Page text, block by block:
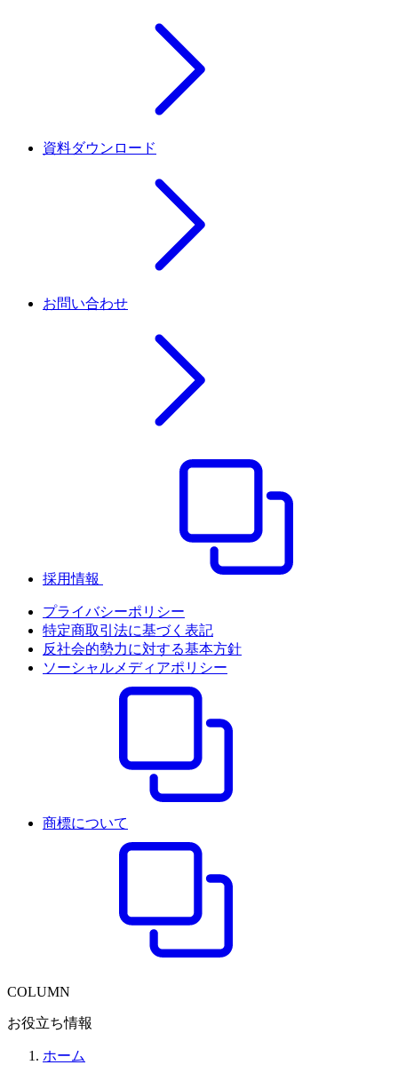
資料ダウンロード
お問い合わせ
採用情報
プライバシーポリシー
特定商取引法に基づく表記
反社会的勢力に対する基本方針
ソーシャルメディアポリシー
商標について
COLUMN
お役立ち情報
ホーム